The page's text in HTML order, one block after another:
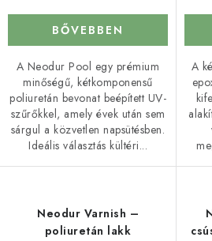
BŐVEBBEN
A Neodur Pool egy prémium
minőségű, kétkomponensű
poliuretán bevonat beépített UV-
szűrőkkel, amely évek után sem
sárgul a közvetlen napsütésben.
Ideális választás kültéri...
A
Neodur Varnish –
poliuretán lakk